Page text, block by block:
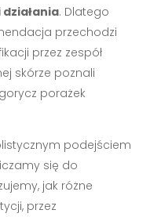
. Dlatego
przechodzi
przez zespół
skórze poznali
porażek
podejściem
się do
jak różne
przez